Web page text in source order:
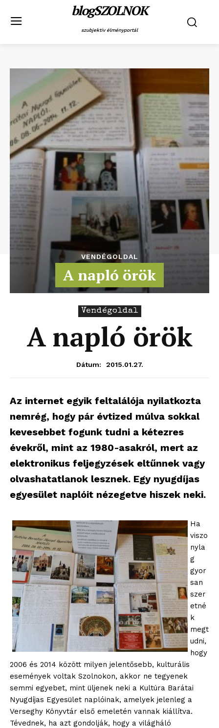
blogSZOLNOK
szubjektív élményportál
VENDÉGOLDAL
A napló örök
Vendégoldal
A napló örök
Dátum: 2015.01.27.
Az internet egyik feltalálója nyilatkozta
nemrég, hogy pár évtized múlva sokkal
kevesebbet fogunk tudni a kétezres
évekről, mint az 1980-asakról, mert az
elektronikus feljegyzések eltűnnek vagy
olvashatatlanok lesznek. Egy nyugdíjas
egyesület naplóit nézegetve hiszek neki.
Ha
viszo
nyla
g
gyor
san
szer
etné
k
megt
udni,
hogy
2006 és 2014 között milyen jelentősebb, kulturális
események voltak Szolnokon, akkor ne tegyenek
semmi egyebet, mint üljenek neki a Kultúra Barátai
Nyugdíjas Egyesület naplóinak, amelyek jelenleg a
Verseghy Könyvtár első emeletén vannak kiállítva.
Tévednek, ha azt gondolják, hogy a világháló